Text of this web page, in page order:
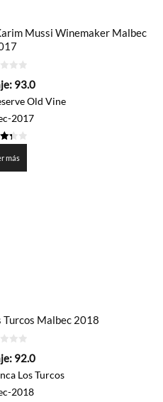
Mussi Winemaker Malbec
93.0
Old Vine
2017
más
Turcos Malbec 2018
92.0
Los Turcos
2018